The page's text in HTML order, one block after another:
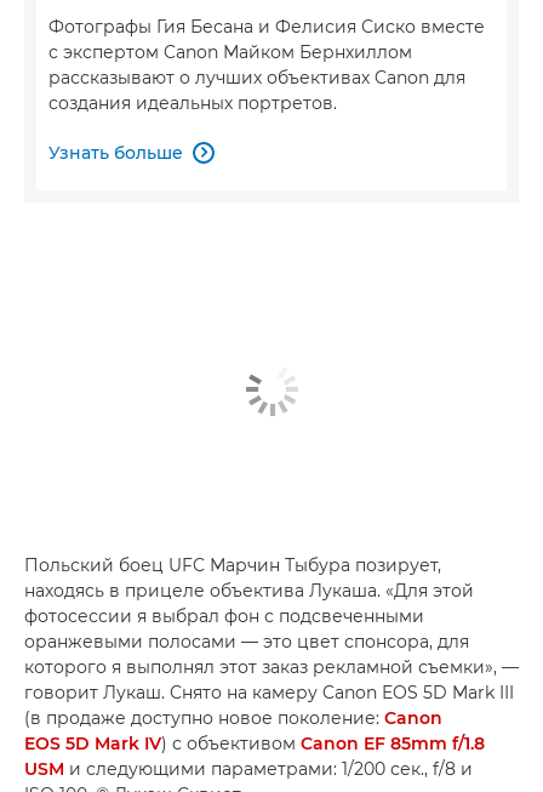
Фотографы Гия Бесана и Фелисия Сиско вместе
с экспертом Canon Майком Бернхиллом
рассказывают о лучших объективах Canon для
создания идеальных портретов.
Узнать больше 
Польский боец UFC Марчин Тыбура позирует,
находясь в прицеле объектива Лукаша. «Для этой
фотосессии я выбрал фон с подсвеченными
оранжевыми полосами — это цвет спонсора, для
которого я выполнял этот заказ рекламной съемки», —
говорит Лукаш. Снято на камеру Canon EOS 5D Mark III
(в продаже доступно новое поколение: Canon
EOS 5D Mark IV) с объективом Canon EF 85mm f/1.8
USM и следующими параметрами: 1/200 сек., f/8 и